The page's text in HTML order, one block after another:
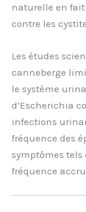
naturelle en
contre les
Les études
canneberge
le système
d’Escherichia
infections
fréquence des
symptômes
fréquence